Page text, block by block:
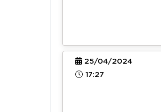
25/04/2024
17:27